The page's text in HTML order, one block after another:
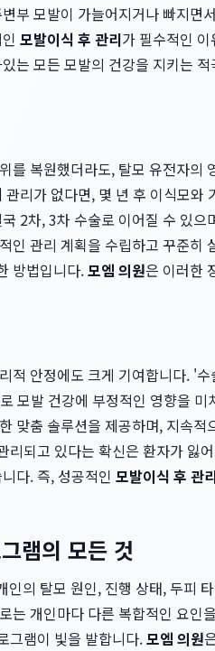
부 모발이 가늘어지거나 빠지면
모발이식 후 관리가 필수적인
는 모든 모발의 건강을 지키는
복원했더라도, 탈모 유전자의
관리가 없다면, 몇 년 후 이식모와
2차, 3차 수술로 이어질 수 있으
관리 계획을 수립하고 꾸준히
방법입니다.모엠 의원은 이러한
적 안정에도 크게 기여합니다. '
모발 건강에 부정적인 영향을 미
맞춤 솔루션을 제공하며, 지속적
되고 있다는 확신은 환자가 잃
다. 즉, 성공적인 모발이식 후 관
램의 모든 것
의 탈모 원인, 진행 상태, 두피
개인마다 다른 복합적인 요인
그램이 빛을 발합니다.모엠 의원